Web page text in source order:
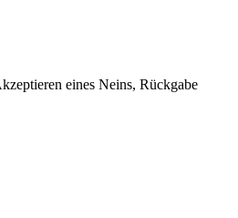
eines Neins, Rückgabe